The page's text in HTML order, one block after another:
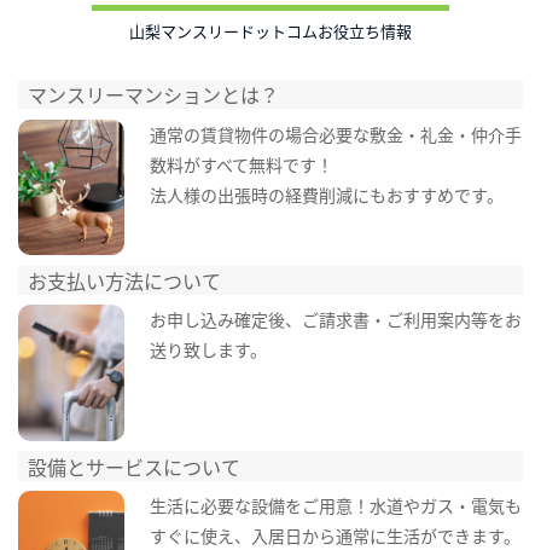
山梨マンスリードットコムお役立ち情報
マンスリーマンションとは？
通常の賃貸物件の場合必要な敷金・礼金・仲介手
数料がすべて無料です！
法人様の出張時の経費削減にもおすすめです。
お支払い方法について
お申し込み確定後、ご請求書・ご利用案内等をお
送り致します。
設備とサービスについて
生活に必要な設備をご用意！水道やガス・電気も
すぐに使え、入居日から通常に生活ができます。